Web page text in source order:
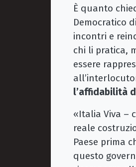
È quanto
Democratico
incontri e
chi li pratica,
essere
l’affidabilità
«Italia Viva –
reale
Paese prima
questo